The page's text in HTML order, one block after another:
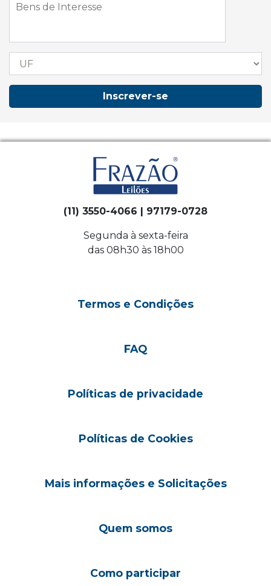
Inscrever-se
(11) 3550-4066 | 97179-0728
Segunda à sexta-feira
das 08h30 às 18h00
Termos e Condições
FAQ
Políticas de privacidade
Políticas de Cookies
Mais informações e Solicitações
Quem somos
Como participar